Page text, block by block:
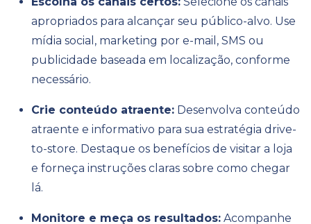
apropriados para alcançar seu público-alvo. Use
mídia social, marketing por e-mail, SMS ou
publicidade baseada em localização, conforme
necessário.
Crie conteúdo atraente: Desenvolva conteúdo
atraente e informativo para sua estratégia drive-
to-store. Destaque os benefícios de visitar a loja
e forneça instruções claras sobre como chegar
lá.
Monitore e meça os resultados: Acompanhe